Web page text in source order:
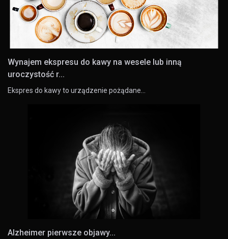
Wynajem ekspresu do kawy na wesele lub inną
uroczystość r...
Ekspres do kawy to urządzenie pożądane…
Alzheimer pierwsze objawy...